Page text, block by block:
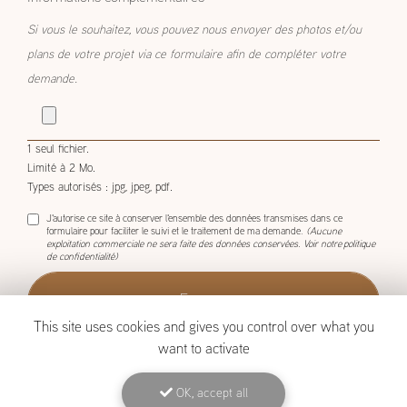
Si vous le souhaitez, vous pouvez nous envoyer des photos et/ou
plans de votre projet via ce formulaire afin de compléter votre
demande.
1 seul fichier.
Limité à 2 Mo.
Types autorisés : jpg, jpeg, pdf.
J'autorise ce site à conserver l'ensemble des données transmises dans ce
formulaire pour faciliter le suivi et le traitement de ma demande.
(Aucune
exploitation commerciale ne sera faite des données conservées. Voir notre politique
de confidentialité)
This site uses cookies and gives you control over what you
want to activate
OK, accept all